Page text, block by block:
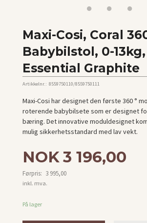
Maxi-Cosi, Coral
Babybilstol, 0-13kg,
Essential Graphite
Artikkelnr.: 8559750110/8559750111
Maxi-Cosi har designet den første 360 ​​°
roterende babybilsete som er designet
bæring. Det innovative moduldesignet
mulig sikkerhetsstandard med lav vekt.
Tilbud
NOK 3 196,00
Førpris: 3 995,00
Rabatt
inkl. mva.
På lager